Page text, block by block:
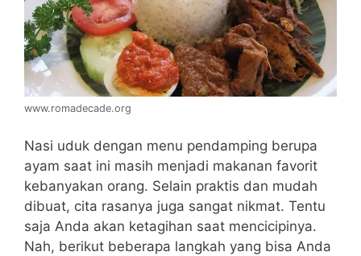
www.romadecade.org
Nasi uduk dengan menu pendamping berupa
ayam saat ini masih menjadi makanan favorit
kebanyakan orang. Selain praktis dan mudah
dibuat, cita rasanya juga sangat nikmat. Tentu
saja Anda akan ketagihan saat mencicipinya.
Nah, berikut beberapa langkah yang bisa Anda